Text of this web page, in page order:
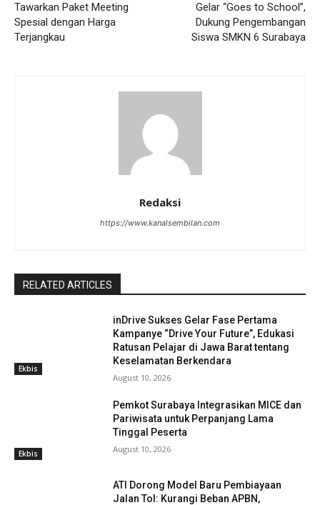
Tawarkan Paket Meeting
Spesial dengan Harga
Terjangkau
Gelar “Goes to School”,
Dukung Pengembangan
Siswa SMKN 6 Surabaya
Redaksi
https://www.kanalsembilan.com
RELATED ARTICLES
Ekbis
inDrive Sukses Gelar Fase Pertama
Kampanye “Drive Your Future”, Edukasi
Ratusan Pelajar di Jawa Barat tentang
Keselamatan Berkendara
August 10, 2026
Ekbis
Pemkot Surabaya Integrasikan MICE dan
Pariwisata untuk Perpanjang Lama
Tinggal Peserta
August 10, 2026
ATI Dorong Model Baru Pembiayaan
Jalan Tol: Kurangi Beban APBN,